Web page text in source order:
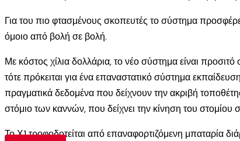
Για του πιο φτασμένους σκοπευτές το σύστημα
όμοιο από βολή σε βολή.
Με κόστος χίλια δολλάρια, το νέο σύστημα είναι
τότε πρόκειται για ένα επαναστατικό σύστημα
πραγματικά δεδομένα που δείχνουν την ακριβή
στόμιο των καννών, που δείχνει την κίνηση του
Το Χ1 τροφοδοτείται από επαναφορτιζόμενη μπαταρία